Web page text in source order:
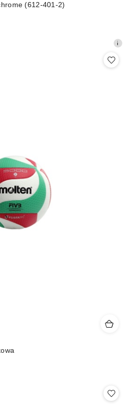
(612-401-2)